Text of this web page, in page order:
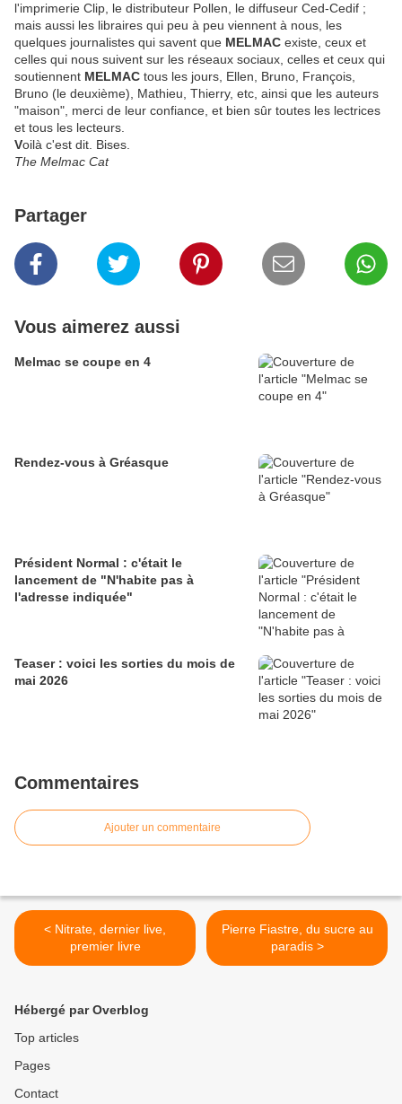
l'imprimerie Clip, le distributeur Pollen, le diffuseur Ced-Cedif ;
mais aussi les libraires qui peu à peu viennent à nous, les
quelques journalistes qui savent que MELMAC existe, ceux et
celles qui nous suivent sur les réseaux sociaux, celles et ceux qui
soutiennent MELMAC tous les jours, Ellen, Bruno, François,
Bruno (le deuxième), Mathieu, Thierry, etc, ainsi que les auteurs
"maison", merci de leur confiance, et bien sûr toutes les lectrices
et tous les lecteurs.
Voilà c'est dit. Bises.
The Melmac Cat
Partager
Vous aimerez aussi
Melmac se coupe en 4
Rendez-vous à Gréasque
Président Normal : c'était le
lancement de "N'habite pas à
l'adresse indiquée"
Teaser : voici les sorties du mois de
mai 2026
Commentaires
Ajouter un commentaire
< Nitrate, dernier live,
premier livre
Pierre Fiastre, du sucre au
paradis >
Hébergé par Overblog
Top articles
Pages
Contact